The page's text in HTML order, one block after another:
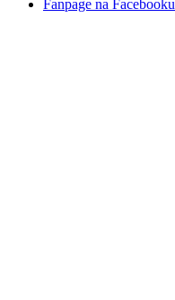
Fanpage na Facebooku